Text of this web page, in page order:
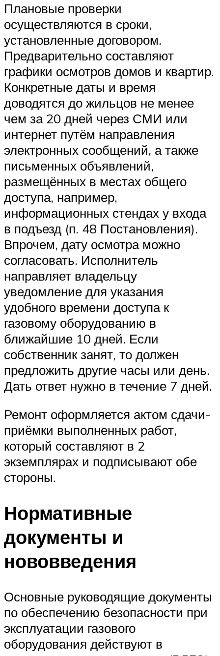
Плановые проверки
осуществляются в сроки,
установленные договором.
Предварительно составляют
графики осмотров домов и квартир.
Конкретные даты и время
доводятся до жильцов не менее
чем за 20 дней через СМИ или
интернет путём направления
электронных сообщений, а также
письменных объявлений,
размещённых в местах общего
доступа, например,
информационных стендах у входа
в подъезд (п. 48 Постановления).
Впрочем, дату осмотра можно
согласовать. Исполнитель
направляет владельцу
уведомление для указания
удобного времени доступа к
газовому оборудованию в
ближайшие 10 дней. Если
собственник занят, то должен
предложить другие часы или день.
Дать ответ нужно в течение 7 дней.
Ремонт оформляется актом сдачи-
приёмки выполненных работ,
который составляют в 2
экземплярах и подписывают обе
стороны.
Нормативные
документы и
нововведения
Основные руководящие документы
по обеспечению безопасности при
эксплуатации газового
оборудования действуют в